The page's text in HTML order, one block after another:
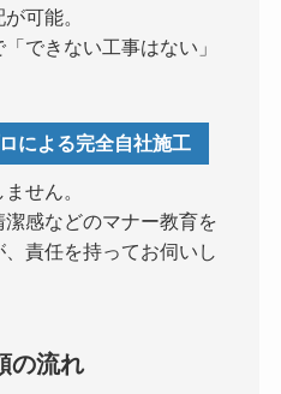
可能。
できない工事はない」
による完全自社施工
せん。
感などのマナー教育を
責任を持ってお伺いし
の流れ